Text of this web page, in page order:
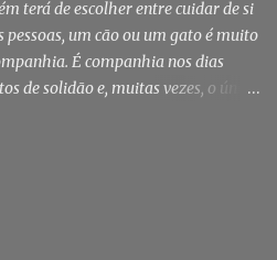
terá de escolher entre cuidar de si
um cão ou um gato é muito
É companhia nos dias
de solidão e, muitas vezes, o único
aos animais pertencentes a